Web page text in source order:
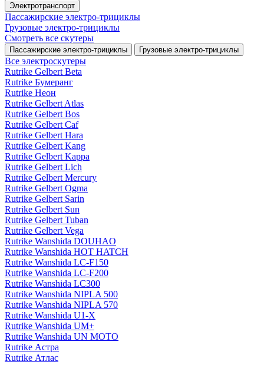
Электротранспорт
Пассажирские электро‑трициклы
Грузовые электро‑трициклы
Смотреть все скутеры
Пассажирские электро‑трициклы Грузовые электро‑трициклы
Все электро­скутеры
Rutrike Gelbert Beta
Rutrike Бумеранг
Rutrike Неон
Rutrike Gelbert Atlas
Rutrike Gelbert Bos
Rutrike Gelbert Caf
Rutrike Gelbert Hara
Rutrike Gelbert Kang
Rutrike Gelbert Kappa
Rutrike Gelbert Lich
Rutrike Gelbert Mercury
Rutrike Gelbert Ogma
Rutrike Gelbert Sarin
Rutrike Gelbert Sun
Rutrike Gelbert Tuban
Rutrike Gelbert Vega
Rutrike Wanshida DOUHAO
Rutrike Wanshida HOT HATCH
Rutrike Wanshida LC-F150
Rutrike Wanshida LC-F200
Rutrike Wanshida LC300
Rutrike Wanshida NIPLA 500
Rutrike Wanshida NIPLA 570
Rutrike Wanshida U1-X
Rutrike Wanshida UM+
Rutrike Wanshida UN MOTO
Rutrike Астра
Rutrike Атлас